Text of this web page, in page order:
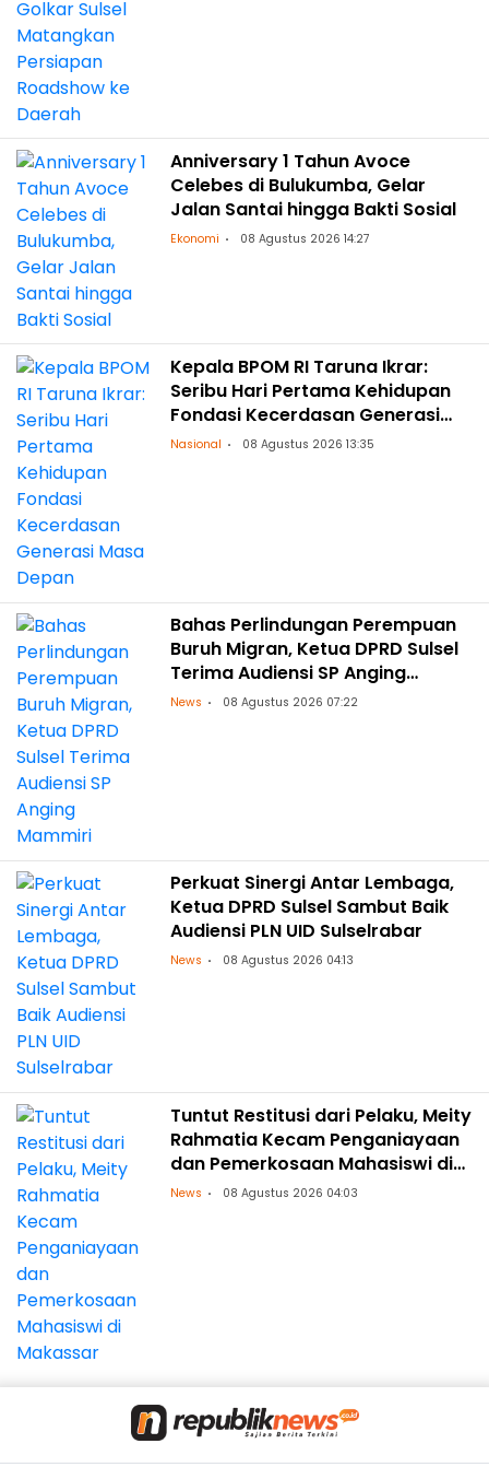
Anniversary 1 Tahun Avoce
Celebes di Bulukumba, Gelar
Jalan Santai hingga Bakti Sosial
Ekonomi 08 Agustus 2026 14:27
Kepala BPOM RI Taruna Ikrar:
Seribu Hari Pertama Kehidupan
Fondasi Kecerdasan Generasi
Masa Depan
Nasional 08 Agustus 2026 13:35
Bahas Perlindungan Perempuan
Buruh Migran, Ketua DPRD Sulsel
Terima Audiensi SP Anging
Mammiri
News 08 Agustus 2026 07:22
Perkuat Sinergi Antar Lembaga,
Ketua DPRD Sulsel Sambut Baik
Audiensi PLN UID Sulselrabar
News 08 Agustus 2026 04:13
Tuntut Restitusi dari Pelaku, Meity
Rahmatia Kecam Penganiayaan
dan Pemerkosaan Mahasiswi di
Makassar
News 08 Agustus 2026 04:03